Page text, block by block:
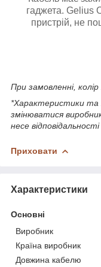
гаджета. Gelius
пристрій, не
При замовленні,
*Характеристики та
змінюватися
несе
Приховати
Характеристики
Основні
Виробник
Країна виробник
Довжина кабелю